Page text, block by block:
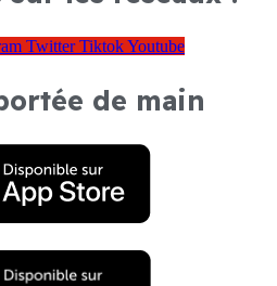
Twitter TiktokYoutube
de main